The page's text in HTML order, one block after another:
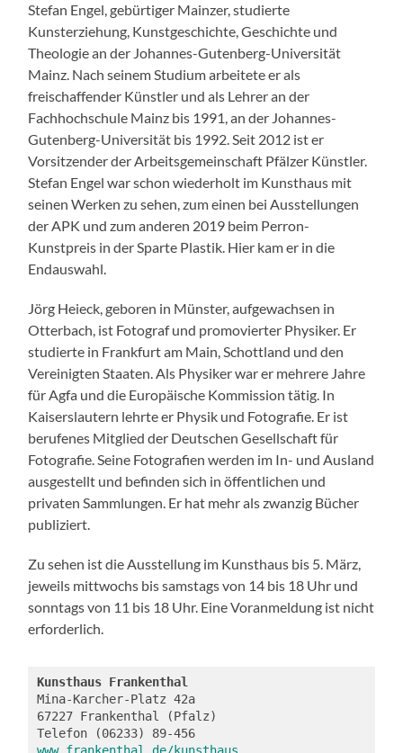
Stefan Engel, gebürtiger Mainzer, studierte
Kunsterziehung, Kunstgeschichte, Geschichte und
Theologie an der Johannes-Gutenberg-Universität
Mainz. Nach seinem Studium arbeitete er als
freischaffender Künstler und als Lehrer an der
Fachhochschule Mainz bis 1991, an der Johannes-
Gutenberg-Universität bis 1992. Seit 2012 ist er
Vorsitzender der Arbeitsgemeinschaft Pfälzer Künstler.
Stefan Engel war schon wiederholt im Kunsthaus mit
seinen Werken zu sehen, zum einen bei Ausstellungen
der APK und zum anderen 2019 beim Perron-
Kunstpreis in der Sparte Plastik. Hier kam er in die
Endauswahl.
Jörg Heieck, geboren in Münster, aufgewachsen in
Otterbach, ist Fotograf und promovierter Physiker. Er
studierte in Frankfurt am Main, Schottland und den
Vereinigten Staaten. Als Physiker war er mehrere Jahre
für Agfa und die Europäische Kommission tätig. In
Kaiserslautern lehrte er Physik und Fotografie. Er ist
berufenes Mitglied der Deutschen Gesellschaft für
Fotografie. Seine Fotografien werden im In- und Ausland
ausgestellt und befinden sich in öffentlichen und
privaten Sammlungen. Er hat mehr als zwanzig Bücher
publiziert.
Zu sehen ist die Ausstellung im Kunsthaus bis 5. März,
jeweils mittwochs bis samstags von 14 bis 18 Uhr und
sonntags von 11 bis 18 Uhr. Eine Voranmeldung ist nicht
erforderlich.
Kunsthaus Frankenthal
Mina-Karcher-Platz 42a
67227 Frankenthal (Pfalz)
Telefon (06233) 89-456